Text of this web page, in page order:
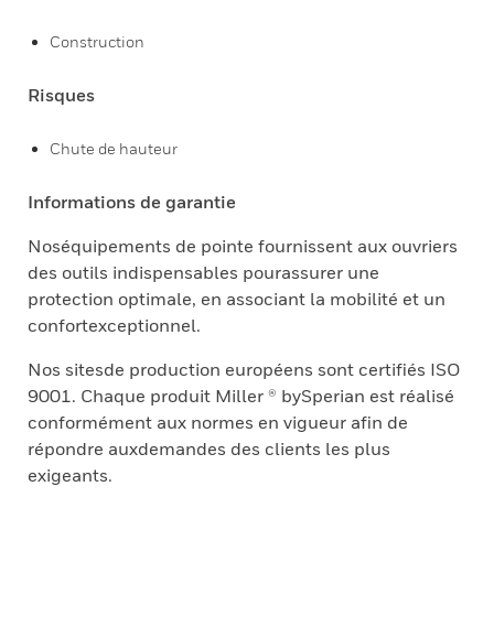
Construction
Risques
Chute de hauteur
Informations de garantie
Noséquipements de pointe fournissent aux ouvriers
des outils indispensables pourassurer une
protection optimale, en associant la mobilité et un
confortexceptionnel.
Nos sitesde production européens sont certifiés ISO
9001. Chaque produit Miller ® bySperian est réalisé
conformément aux normes en vigueur afin de
répondre auxdemandes des clients les plus
exigeants.